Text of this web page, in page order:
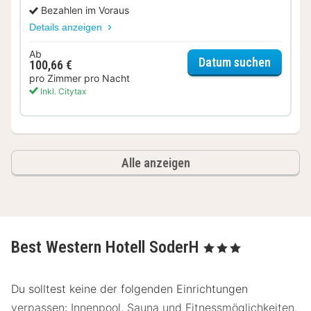
Bezahlen im Voraus
Details anzeigen
Ab
100,66 €
pro Zimmer pro Nacht
Inkl. Citytax
Datum suchen
Alle anzeigen
Best Western Hotell SoderH , 3 Sterne
Du solltest keine der folgenden Einrichtungen
verpassen: Innenpool, Sauna und Fitnessmöglichkeiten.